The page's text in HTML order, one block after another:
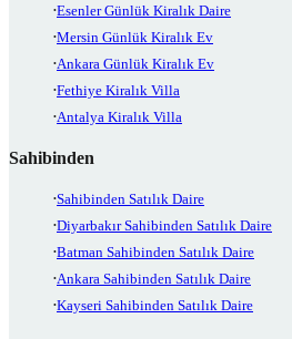
Esenler Günlük Kiralık Daire
Mersin Günlük Kiralık Ev
Ankara Günlük Kiralık Ev
Fethiye Kiralık Villa
Antalya Kiralık Villa
Sahibinden
Sahibinden Satılık Daire
Diyarbakır Sahibinden Satılık Daire
Batman Sahibinden Satılık Daire
Ankara Sahibinden Satılık Daire
Kayseri Sahibinden Satılık Daire